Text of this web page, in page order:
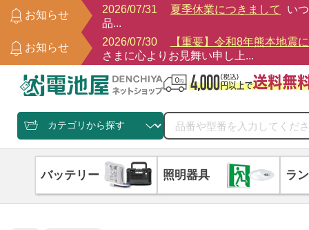
お知らせ
2026/07/31 夏季休業につきまして
い
品...
お知らせ
2026/07/30
【重要】令和8年熊本地震
さまに心よりお見舞い申し上...
バッテリー 照明器具 ラ